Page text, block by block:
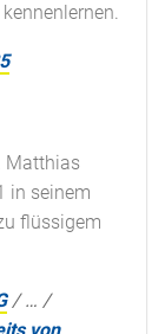
Matthias
in seinem
flüssigem
/… /